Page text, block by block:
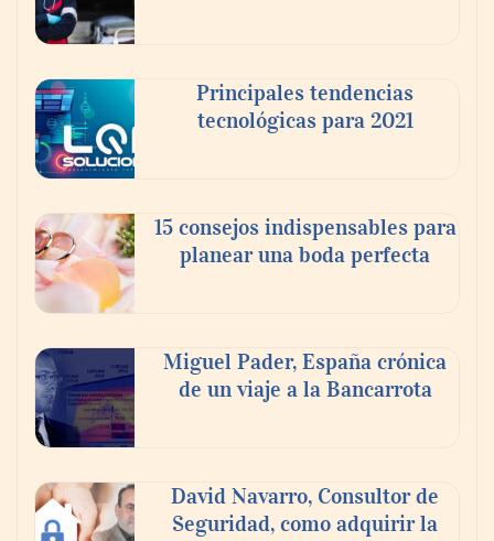
En el Día de la Cerveza, Grupo Modelo
mundo elige para reunirse: 7 de cada 10 la
escogen
compromiso para el eclipse solar del 12 de
agosto
Principales tendencias
tecnológicas para 2021
15 consejos indispensables para
planear una boda perfecta
Miguel Pader, España crónica
de un viaje a la Bancarrota
David Navarro, Consultor de
Seguridad, como adquirir la